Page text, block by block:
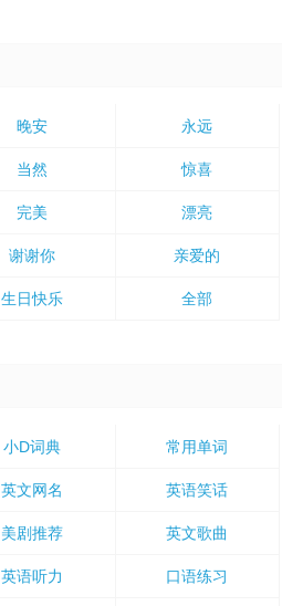
晚安 永远
当然 惊喜
完美 漂亮
谢谢你 亲爱的
生日快乐 全部
小D词典 常用单词
英文网名 英语笑话
美剧推荐 英文歌曲
英语听力 口语练习